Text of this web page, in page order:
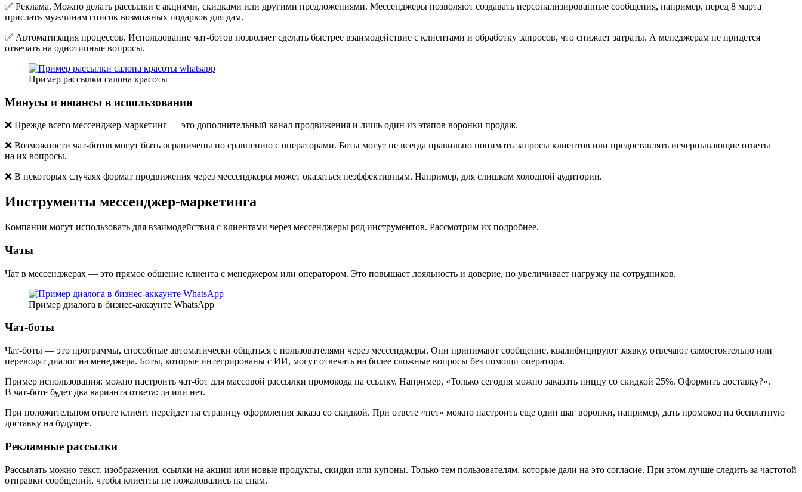
✅ Реклама. Можно делать рассылки с акциями, скидками или другими предложениями. Мессенджеры позволяют создавать персонализированные сообщения, например, перед 8 марта
прислать мужчинам список возможных подарков для дам.
✅ Автоматизация процессов. Использование чат-ботов позволяет сделать быстрее взаимодействие с клиентами и обработку запросов, что снижает затраты. А менеджерам не придется
отвечать на однотипные вопросы.
Пример рассылки салона красоты
Минусы и нюансы в использовании
❌ Прежде всего мессенджер-маркетинг — это дополнительный канал продвижения и лишь один из этапов воронки продаж.
❌ Возможности чат-ботов могут быть ограничены по сравнению с операторами. Боты могут не всегда правильно понимать запросы клиентов или предоставлять исчерпывающие ответы
на их вопросы.
❌ В некоторых случаях формат продвижения через мессенджеры может оказаться неэффективным. Например, для слишком холодной аудитории.
Инструменты мессенджер-маркетинга
Компании могут использовать для взаимодействия с клиентами через мессенджеры ряд инструментов. Рассмотрим их подробнее.
Чаты
Чат в мессенджерах — это прямое общение клиента с менеджером или оператором. Это повышает лояльность и доверие, но увеличивает нагрузку на сотрудников.
Пример диалога в бизнес-аккаунте WhatsApp
Чат-боты
Чат-боты — это программы, способные автоматически общаться с пользователями через мессенджеры. Они принимают сообщение, квалифицируют заявку, отвечают самостоятельно или
переводят диалог на менеджера. Боты, которые интегрированы с ИИ, могут отвечать на более сложные вопросы без помощи оператора.
Пример использования: можно настроить чат-бот для массовой рассылки промокода на ссылку. Например, «Только сегодня можно заказать пиццу со скидкой 25%. Оформить доставку?».
В чат-боте будет два варианта ответа: да или нет.
При положительном ответе клиент перейдет на страницу оформления заказа со скидкой. При ответе «нет» можно настроить еще один шаг воронки, например, дать промокод на бесплатную
доставку на будущее.
Рекламные рассылки
Рассылать можно текст, изображения, ссылки на акции или новые продукты, скидки или купоны. Только тем пользователям, которые дали на это согласие. При этом лучше следить за частотой
отправки сообщений, чтобы клиенты не пожаловались на спам.